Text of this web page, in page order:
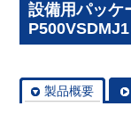
設備用パッケ
P500VSDMJ1
製品概要